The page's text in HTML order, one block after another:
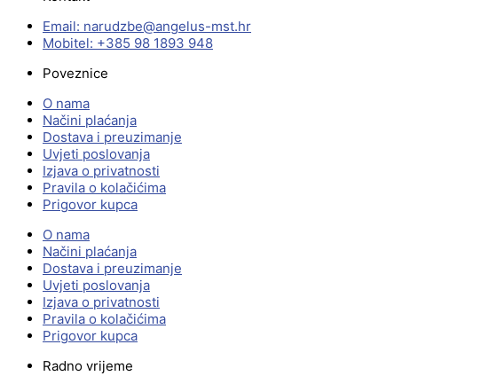
Email:
rh.tsm-sulegna
@ebzduran
Mobitel: +385 98 1893 948
Poveznice
O nama
Načini plaćanja
Dostava i preuzimanje
Uvjeti poslovanja
Izjava o privatnosti
Pravila o kolačićima
Prigovor kupca
O nama
Načini plaćanja
Dostava i preuzimanje
Uvjeti poslovanja
Izjava o privatnosti
Pravila o kolačićima
Prigovor kupca
Radno vrijeme